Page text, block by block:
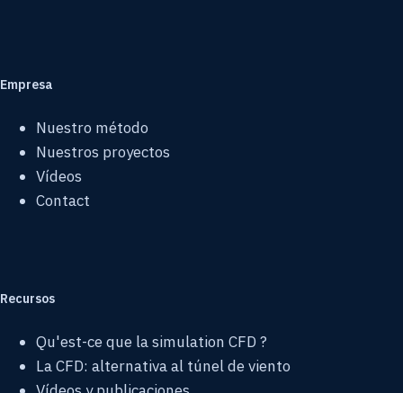
Empresa
Nuestro método
Nuestros proyectos
Vídeos
Contact
Recursos
Qu'est-ce que la simulation CFD ?
La CFD: alternativa al túnel de viento